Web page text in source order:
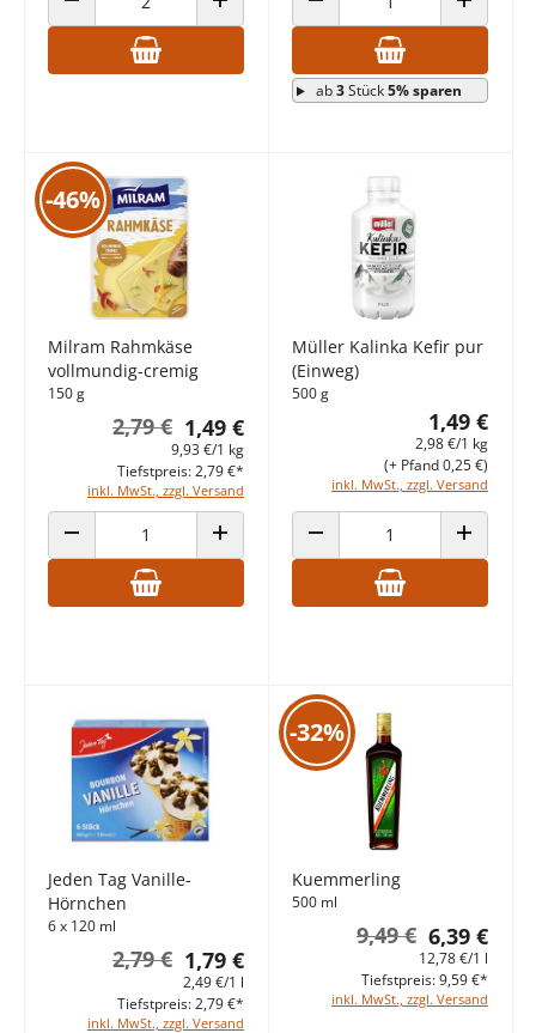
ANZAHL VERRINGERN ANZAHL ERHÖHENANZAHL VERRINGERN ANZAHL
ab3Stück5% sparen
-46%
Milram Rahmkäse
vollmundig-cremig
150 g
1,49 €
2,79 €
9,93 €/1 kg
inkl. MwSt., zzgl. Versand
Tiefstpreis: 2,79 €*
ANZAHL VERRINGERN ANZAHL ERHÖHEN
Müller Kalinka Kefir pur
(Einweg)
500 g
1,49 €
2,98 €/1 kg
inkl. MwSt., zzgl. Versand
(+ Pfand 0,25 €)
ANZAHL VERRINGERN ANZAHL
Jeden Tag Vanille-
Hörnchen
6 x 120 ml
1,79 €
2,79 €
2,49 €/1 l
inkl. MwSt., zzgl. Versand
Tiefstpreis: 2,79 €*
-32%
Kuemmerling
500 ml
6,39 €
9,49 €
12,78 €/1 l
inkl. MwSt., zzgl. Versand
Tiefstpreis: 9,59 €*